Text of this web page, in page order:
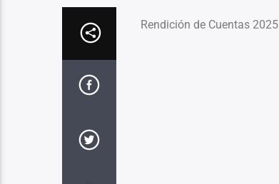
Rendición de Cuentas 2025